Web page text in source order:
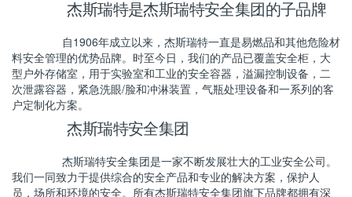
杰斯瑞特是杰斯瑞特安全集团的子品牌
自1906年成立以来，杰斯瑞特一直是易燃品和其他危险材
料安全管理的优势品牌。时至今日，我们的产品已覆盖安全柜，大
型户外存储室，用于实验室和工业的安全容器，溢漏控制设备，二
次泄露容器，紧急洗眼/脸和冲淋装置，气瓶处理设备和一系列的客
户定制化方案。
杰斯瑞特安全集团
杰斯瑞特安全集团是一家不断发展壮大的工业安全公司。
我们一同致力于提供综合的安全产品和专业的解决方案，保护人
员，场所和环境的安全。所有杰斯瑞特安全集团旗下品牌都拥有深